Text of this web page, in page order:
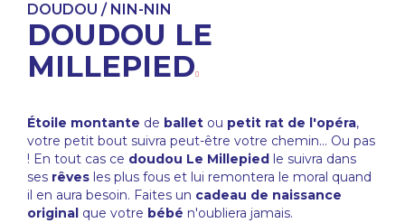
DOUDOU / NIN-NIN
DOUDOU LE
MILLEPIED
Étoile montante de ballet ou petit rat de l'opéra,
votre petit bout suivra peut-être votre chemin... Ou pas
! En tout cas ce doudou Le Millepied
le suivra dans
ses rêves les plus fous et lui remontera le moral quand
il en aura besoin. Faites un cadeau de naissance
original que votre bébé n'oubliera jamais.